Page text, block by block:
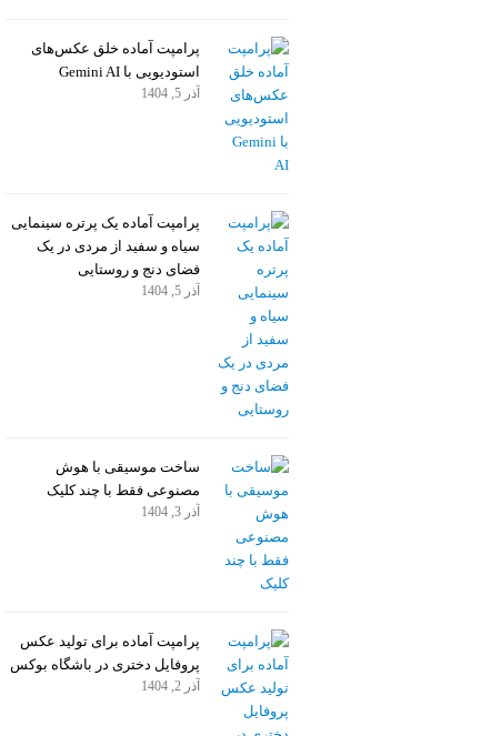
پرامپت آماده خلق عکس‌های
استودیویی با Gemini AI
آذر 5, 1404
پرامپت آماده یک پرتره سینمایی
سیاه و سفید از مردی در یک
فضای دنج و روستایی
آذر 5, 1404
ساخت موسیقی با هوش
مصنوعی فقط با چند کلیک
آذر 3, 1404
پرامپت آماده برای تولید عکس
پروفایل دختری در باشگاه بوکس
آذر 2, 1404